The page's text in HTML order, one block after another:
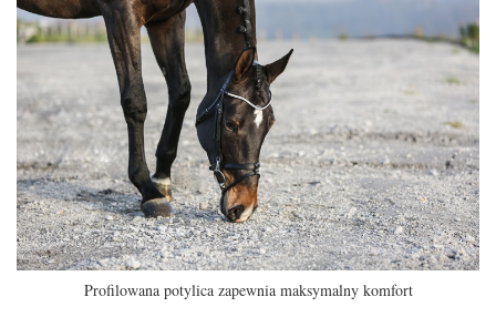
Profilowana potylica zapewnia maksymalny komfort